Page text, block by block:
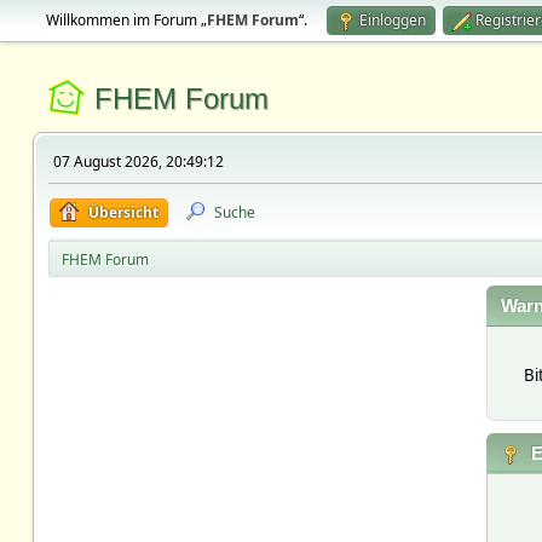
Willkommen im Forum „FHEM Forum“. Einloggen
FHEM Forum
07 August 2026, 20:49:12
Übersicht Suche
FHEM Forum